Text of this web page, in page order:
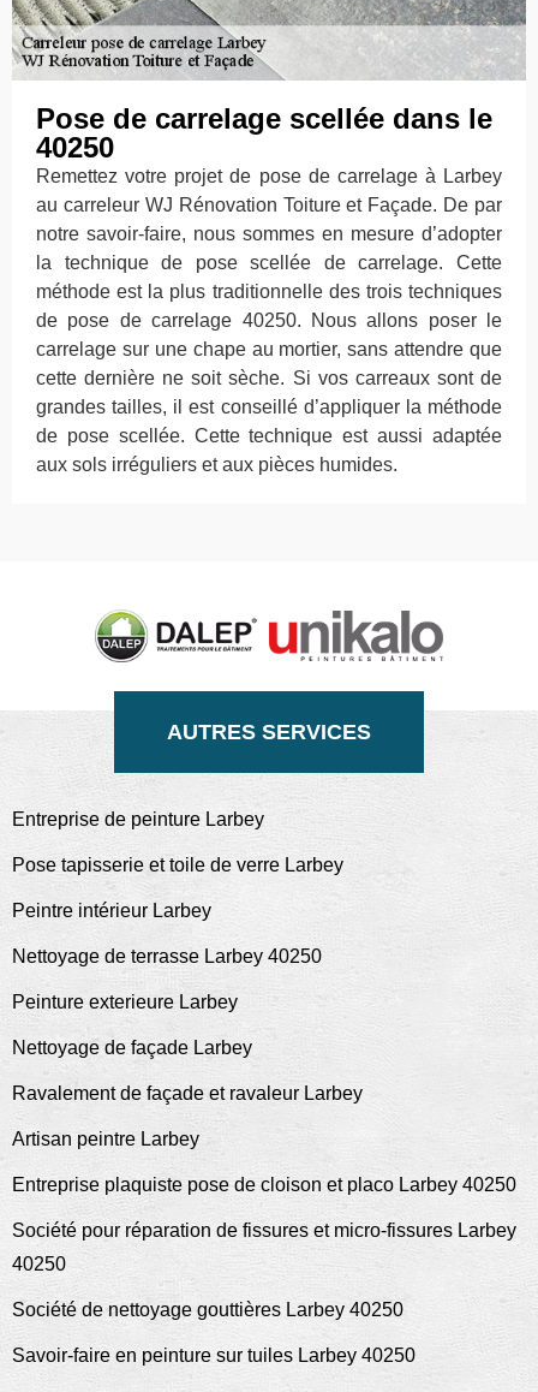
Pose de carrelage scellée dans le
40250
Remettez votre projet de pose de carrelage à Larbey
au carreleur WJ Rénovation Toiture et Façade. De par
notre savoir-faire, nous sommes en mesure d’adopter
la technique de pose scellée de carrelage. Cette
méthode est la plus traditionnelle des trois techniques
de pose de carrelage 40250. Nous allons poser le
carrelage sur une chape au mortier, sans attendre que
cette dernière ne soit sèche. Si vos carreaux sont de
grandes tailles, il est conseillé d’appliquer la méthode
de pose scellée. Cette technique est aussi adaptée
aux sols irréguliers et aux pièces humides.
AUTRES SERVICES
Entreprise de peinture Larbey
Pose tapisserie et toile de verre Larbey
Peintre intérieur Larbey
Nettoyage de terrasse Larbey 40250
Peinture exterieure Larbey
Nettoyage de façade Larbey
Ravalement de façade et ravaleur Larbey
Artisan peintre Larbey
Entreprise plaquiste pose de cloison et placo Larbey 40250
Société pour réparation de fissures et micro-fissures Larbey
40250
Société de nettoyage gouttières Larbey 40250
Savoir-faire en peinture sur tuiles Larbey 40250